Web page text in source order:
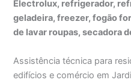
Electrolux, refrigerador,
geladeira, freezer, fogão
de lavar roupas, secadora
Assistência técnica para
edifícios e comércio em